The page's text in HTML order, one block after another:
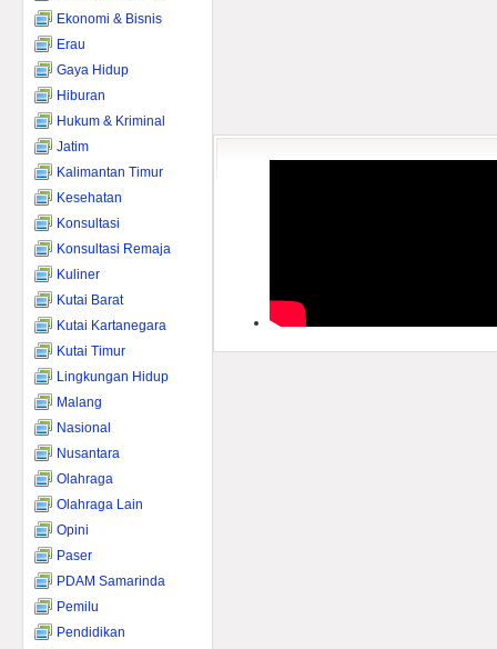
Ekonomi & Bisnis
Erau
Gaya Hidup
Hiburan
Hukum & Kriminal
Jatim
Kalimantan Timur
Kesehatan
Konsultasi
Konsultasi Remaja
Kuliner
Kutai Barat
Kutai Kartanegara
Kutai Timur
Lingkungan Hidup
Malang
Nasional
Nusantara
Olahraga
Olahraga Lain
Opini
Paser
PDAM Samarinda
Pemilu
Pendidikan